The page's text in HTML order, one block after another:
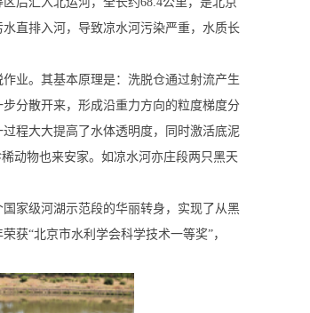
直排入河，导致凉水河污染严重，水质长
业。其基本原理是：洗脱仓通过射流产生
分散开来，形成沿重力方向的粒度梯度分
程大大提高了水体透明度，同时激活底泥
动物也来安家。如凉水河亦庄段两只黑天
家级河湖示范段的华丽转身，实现了从黑
获“北京市水利学会科学技术一等奖”，